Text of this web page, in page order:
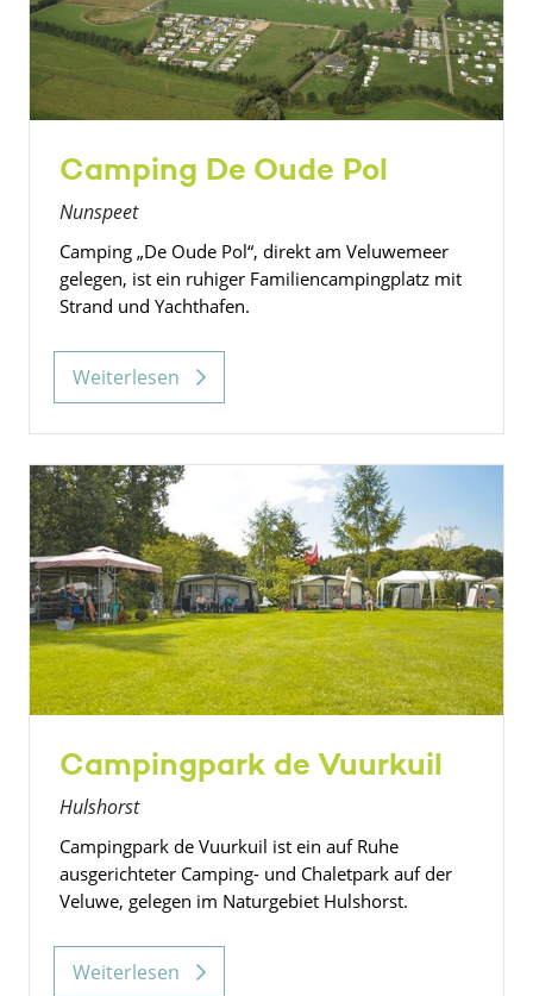
Camping De Oude Pol
Nunspeet
Camping „De Oude Pol“, direkt am Veluwemeer
gelegen, ist ein ruhiger Familiencampingplatz mit
Strand und Yachthafen.
Weiterlesen
Campingpark de Vuurkuil
Hulshorst
Campingpark de Vuurkuil ist ein auf Ruhe
ausgerichteter Camping- und Chaletpark auf der
Veluwe, gelegen im Naturgebiet Hulshorst.
Weiterlesen